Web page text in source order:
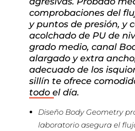
comprobaciones del
y puntos de presión, y
acolchado de PU de
grado medio, canal
alargado y extra
adecuado de los
sillín te ofrece
todo el día.
Diseño Body Geometry
laboratorio asegura el